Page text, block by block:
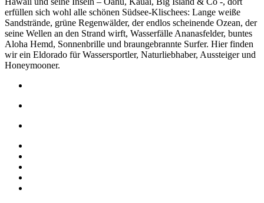
erfüllen sich wohl alle schönen Südsee-Klischees: Lange weiße
Sandstrände, grüne Regenwälder, der endlos scheinende Ozean, der
seine Wellen an den Strand wirft, Wasserfälle Ananasfelder, buntes
Aloha Hemd, Sonnenbrille und braungebrannte Surfer. Hier finden
wir ein Eldorado für Wassersportler, Naturliebhaber, Aussteiger und
Honeymooner.